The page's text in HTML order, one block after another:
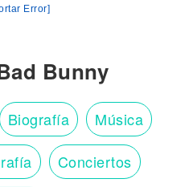
Error]
Bunny
Biografía Música
Conciertos